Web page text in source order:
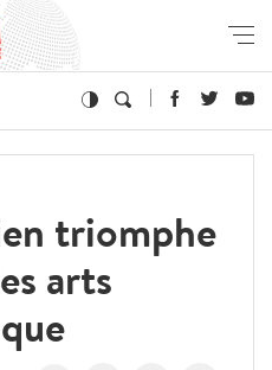
triomphe
arts